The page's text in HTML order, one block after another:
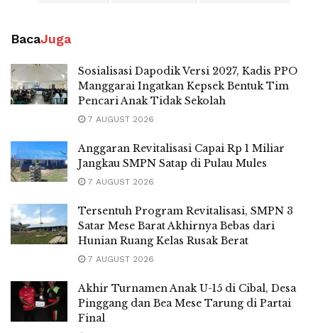
BacaJuga
Sosialisasi Dapodik Versi 2027, Kadis PPO
Manggarai Ingatkan Kepsek Bentuk Tim
Pencari Anak Tidak Sekolah
7 AUGUST 2026
Anggaran Revitalisasi Capai Rp 1 Miliar
Jangkau SMPN Satap di Pulau Mules
7 AUGUST 2026
Tersentuh Program Revitalisasi, SMPN 3
Satar Mese Barat Akhirnya Bebas dari
Hunian Ruang Kelas Rusak Berat
7 AUGUST 2026
Akhir Turnamen Anak U-15 di Cibal, Desa
Pinggang dan Bea Mese Tarung di Partai
Final